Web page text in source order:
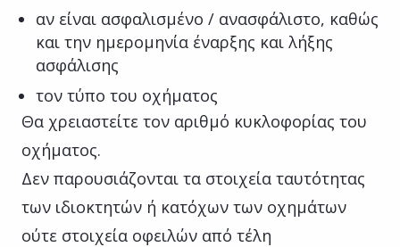
αν είναι ασφαλισμένο / ανασφάλιστο, καθώς
και την ημερομηνία έναρξης και λήξης
ασφάλισης
τον τύπο του οχήματος
Θα χρειαστείτε τον αριθμό κυκλοφορίας του
οχήματος.
Δεν παρουσιάζονται τα στοιχεία ταυτότητας
των ιδιοκτητών ή κατόχων των οχημάτων
ούτε στοιχεία οφειλών από τέλη